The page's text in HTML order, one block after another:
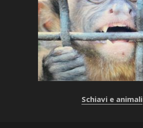
Schiavi e animali